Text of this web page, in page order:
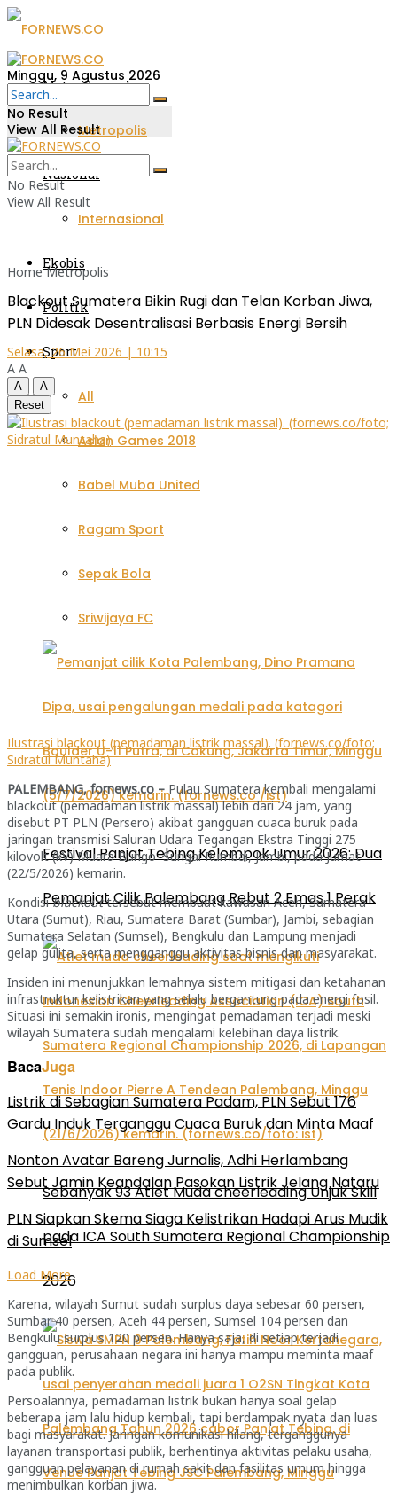
Metro Sumsel
Metropolis
Nasional
Internasional
Ekobis
Politik
Sport
All
Asian Games 2018
Babel Muba United
Ragam Sport
Sepak Bola
Sriwijaya FC
Festival Panjat Tebing Kelompok Umur 2026: Dua
Pemanjat Cilik Palembang Rebut 2 Emas 1 Perak
Sebanyak 93 Atlet Muda cheerleading Unjuk Skill
pada ICA South Sumatera Regional Championship
2026
Minggu, 9 Agustus 2026
No Result
View All Result
No Result
View All Result
Home Metropolis
Blackout Sumatera Bikin Rugi dan Telan Korban Jiwa,
PLN Didesak Desentralisasi Berbasis Energi Bersih
Selasa, 26 Mei 2026 | 10:15
A A
A
A
Reset
Ilustrasi blackout (pemadaman listrik massal). (fornews.co/foto;
Sidratul Muntaha)
PALEMBANG, fornews.co –Pulau Sumatera kembali mengalami
blackout (pemadaman listrik massal) lebih dari 24 jam, yang
disebut PT PLN (Persero) akibat gangguan cuaca buruk pada
jaringan transmisi Saluran Udara Tegangan Ekstra Tinggi 275
kilovolt (kV) Muara Bungo–Sungai Rumbai, Jambi, pada Jumat
(22/5/2026) kemarin.
Kondisiblackouttersebut membuat kawasan Aceh, Sumatera
Utara (Sumut), Riau, Sumatera Barat (Sumbar), Jambi, sebagian
Sumatera Selatan (Sumsel), Bengkulu dan Lampung menjadi
gelap gulita, serta mengganggu aktivitas bisnis dan masyarakat.
Insiden ini menunjukkan lemahnya sistem mitigasi dan ketahanan
infrastruktur kelistrikan yang selalu bergantung pada energi fosil.
Situasi ini semakin ironis, mengingat pemadaman terjadi meski
wilayah Sumatera sudah mengalami kelebihan daya listrik.
BacaJuga
Listrik di Sebagian Sumatera Padam, PLN Sebut 176
Gardu Induk Terganggu Cuaca Buruk dan Minta Maaf
Nonton Avatar Bareng Jurnalis, Adhi Herlambang
Sebut Jamin Keandalan Pasokan Listrik Jelang Nataru
PLN Siapkan Skema Siaga Kelistrikan Hadapi Arus Mudik
di Sumsel
Load More
Karena, wilayah Sumut sudah surplus daya sebesar 60 persen,
Sumbar 40 persen, Aceh 44 persen, Sumsel 104 persen dan
Bengkulu surplus 120 persen. Hanya saja, di setiap terjadi
gangguan, perusahaan negara ini hanya mampu meminta maaf
pada publik.
Persoalannya, pemadaman listrik bukan hanya soal gelap
beberapa jam lalu hidup kembali, tapi berdampak nyata dan luas
bagi masyarakat. Jaringan komunikasi hilang, terganggunya
layanan transportasi publik, berhentinya aktivitas pelaku usaha,
gangguan pelayanan di rumah sakit dan fasilitas umum hingga
menimbulkan korban jiwa.